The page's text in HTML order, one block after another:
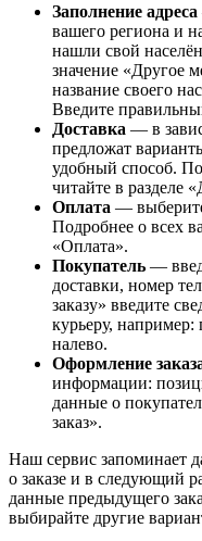
Заполнение адреса
вашего региона и
нашли свой
значение «Другое
название своего
Введите
Доставка — в
предложат
удобный способ.
читайте в разделе
Оплата —
Подробнее о всех
«Оплата».
Покупатель —
доставки, номер
заказу» введите
курьеру, например:
налево.
Оформление
информации:
данные о
заказ».
Наш сервис запоминает
о заказе и в следующий
данные предыдущего
выбирайте другие